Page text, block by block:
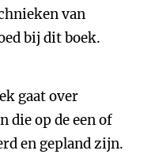
van
bij dit boek.
gaat over
die op de een of
en gepland zijn.